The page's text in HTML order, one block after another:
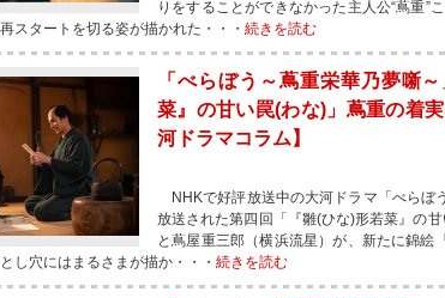
りをすることができなかった主人公“蔦重”
スタートを切る姿が描かれた・・・ 続きを読む
「べらぼう～蔦重栄華乃夢噺
菜』の甘い罠(わな)」蔦重の着
河ドラマコラム】
NHKで好評放送中の大河ドラマ「べらぼ
放送された第四回「『雛(ひな)形若菜』の
と蔦屋重三郎（横浜流星）が、新たに錦絵
し穴にはまるさまが描か・・・ 続きを読む